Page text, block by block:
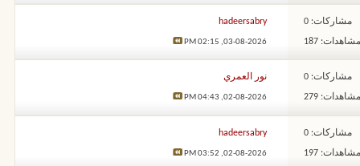
مشاركات: 0
187
hadeersabry
03-08-2026,
02:15 PM
مشاركات: 0
279
نور العمري
02-08-2026,
04:43 PM
مشاركات: 0
197
hadeersabry
02-08-2026,
03:52 PM